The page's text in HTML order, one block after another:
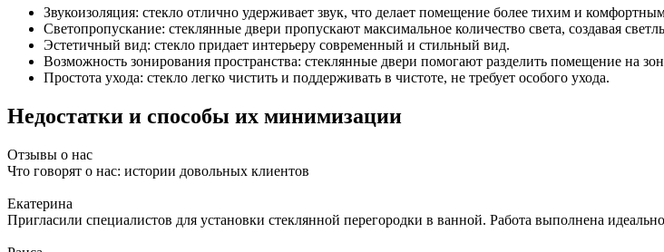
Звукоизоляция: стекло отлично удерживает звук, что делает помещение более тихим и
Светопропускание: стеклянные двери пропускают максимальное количество света, создавая
Эстетичный вид: стекло придает интерьеру современный и стильный вид.
Возможность зонирования пространства: стеклянные двери помогают разделить помещение на
Простота ухода: стекло легко чистить и поддерживать в чистоте, не требует особого ухода.
Недостатки и способы их минимизации
Отзывы о нас
Что говорят о нас: истории довольных клиентов
Екатерина
Пригласили специалистов для установки стеклянной перегородки в ванной. Работа выполнена